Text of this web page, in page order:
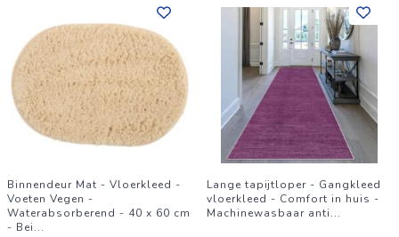
Binnendeur Mat - Vloerkleed -
Voeten Vegen -
Waterabsorberend - 40 x 60 cm
- Bei...
Lange tapijtloper - Gangkleed
vloerkleed - Comfort in huis -
Machinewasbaar anti...